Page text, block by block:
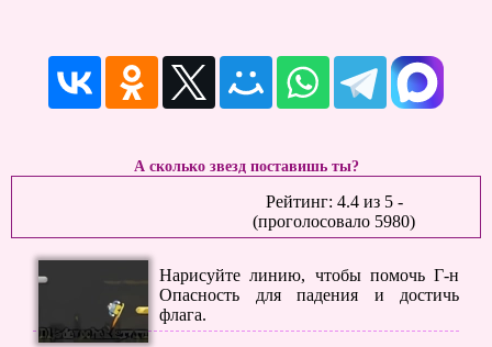
А сколько звезд поставишь ты?
Рейтинг: 4.4из 5-
(проголосовало 5980)
Нарисуйте линию, чтобы помочь Г-н
Опасность для падения и достичь
флага.